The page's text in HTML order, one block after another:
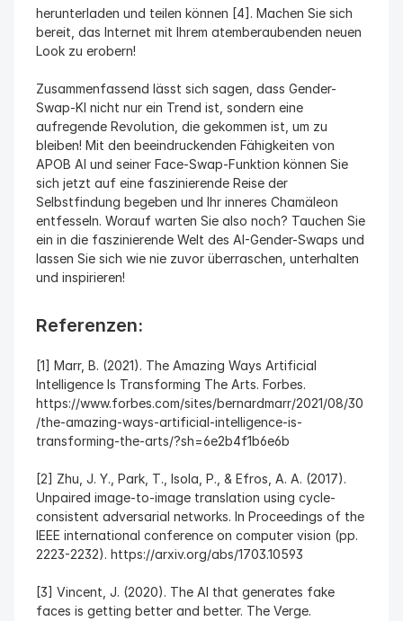
herunterladen und teilen können [4]. Machen Sie sich
bereit, das Internet mit Ihrem atemberaubenden neuen
Look zu erobern!
Zusammenfassend lässt sich sagen, dass Gender-
Swap-KI nicht nur ein Trend ist, sondern eine
aufregende Revolution, die gekommen ist, um zu
bleiben! Mit den beeindruckenden Fähigkeiten von
APOB AI und seiner Face-Swap-Funktion können Sie
sich jetzt auf eine faszinierende Reise der
Selbstfindung begeben und Ihr inneres Chamäleon
entfesseln. Worauf warten Sie also noch? Tauchen Sie
ein in die faszinierende Welt des AI-Gender-Swaps und
lassen Sie sich wie nie zuvor überraschen, unterhalten
und inspirieren!
Referenzen:
[1] Marr, B. (2021). The Amazing Ways Artificial
Intelligence Is Transforming The Arts. Forbes.
https://www.forbes.com/sites/bernardmarr/2021/08/30
/the-amazing-ways-artificial-intelligence-is-
transforming-the-arts/?sh=6e2b4f1b6e6b
[2] Zhu, J. Y., Park, T., Isola, P., & Efros, A. A. (2017).
Unpaired image-to-image translation using cycle-
consistent adversarial networks. In Proceedings of the
IEEE international conference on computer vision (pp.
2223-2232). https://arxiv.org/abs/1703.10593
[3] Vincent, J. (2020). The AI that generates fake
faces is getting better and better. The Verge.